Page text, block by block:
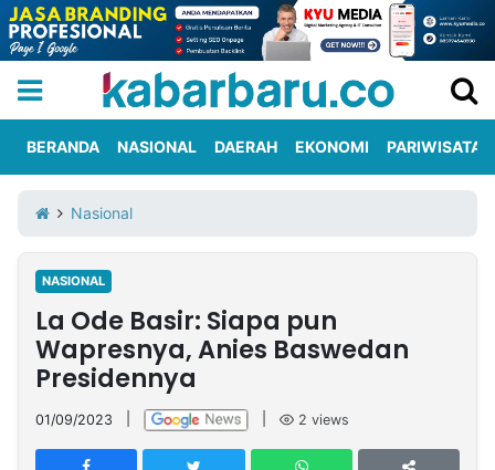
Iklan
Berita
Kami
Nasional
International
Olahraga
Entertainment
Daerah
Pariwisata
Kuliner
Kolom
Network
PT
BERANDA NASIONAL DAERAH EKONOMI PARIWISATA
Nasional
NASIONAL
La Ode Basir: Siapa pun
Wapresnya, Anies Baswedan
Presidennya
01/09/2023 2 views